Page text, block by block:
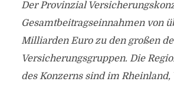
Der Provinzial
Gesamtbeitragseinnahmen von
Milliarden Euro zu den großen
Versicherungsgruppen. Die
des Konzerns sind im Rheinland,